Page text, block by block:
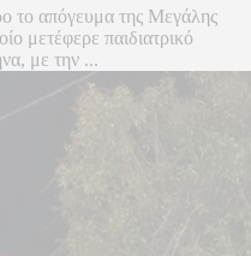
το απόγευμα της Μεγάλης
μετέφερε παιδιατρικό
με την ...